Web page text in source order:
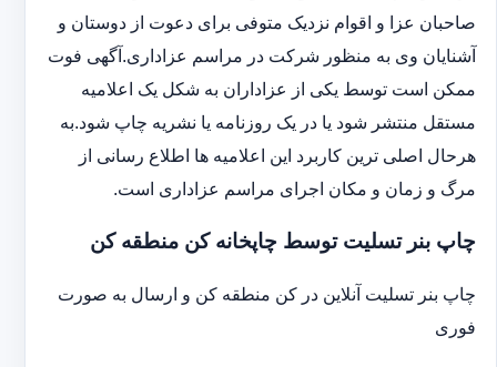
صاحبان عزا و اقوام نزدیک متوفی برای دعوت از دوستان و
آشنایان وی به منظور شرکت در مراسم عزاداری.آگهی فوت
ممکن است توسط یکی از عزاداران به شکل یک اعلامیه
مستقل منتشر شود یا در یک روزنامه یا نشریه چاپ شود.به
هرحال اصلی ترین کاربرد این اعلامیه ها اطلاع رسانی از
مرگ و زمان و مکان اجرای مراسم عزاداری است.
چاپ بنر تسلیت توسط چاپخانه کن منطقه کن
چاپ بنر تسلیت آنلاین در کن منطقه کن و ارسال به صورت
فوری